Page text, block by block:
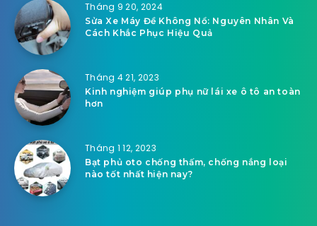
Tháng 9 20, 2024
Sửa Xe Máy Đề Không Nổ: Nguyên Nhân Và
Cách Khắc Phục Hiệu Quả
Tháng 4 21, 2023
Kinh nghiệm giúp phụ nữ lái xe ô tô an toàn
hơn
Tháng 1 12, 2023
Bạt phủ oto chống thấm, chống nắng loại
nào tốt nhất hiện nay?